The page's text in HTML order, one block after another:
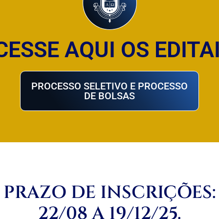
AQUI OS
PROCESSO SELETIVO E PROCESSO
DE BOLSAS
PRAZO DE INSCRIÇÕES:
22/08 A 19/12/25.